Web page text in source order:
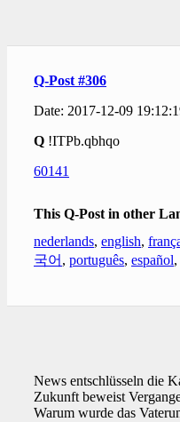
Q-Post #306
Date: 2017-12-09
Q !ITPb.qbhqo
60141
This Q-Post in other
nederlands, english,
국어 , português, español,
News entschlüsseln die
Zukunft beweist
Warum wurde das